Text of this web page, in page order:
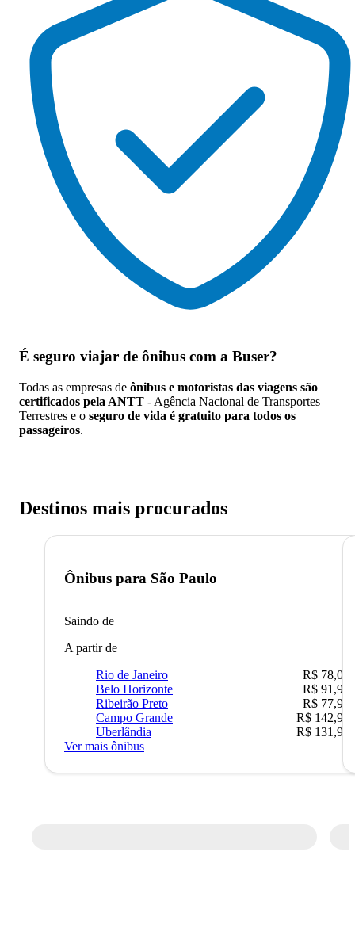
É seguro viajar de ônibus com a Buser?
Todas as empresas de ônibus e motoristas das viagens são
certificados pela ANTT - Agência Nacional de Transportes
Terrestres e o seguro de vida é gratuito para todos os
passageiros.
Destinos mais procurados
Ônibus para São Paulo
Saindo de
A partir de
Rio de Janeiro
R$ 78,02
Belo Horizonte
R$ 91,90
Ribeirão Preto
R$ 77,90
Campo Grande
R$ 142,90
Uberlândia
R$ 131,90
Ver mais ônibus